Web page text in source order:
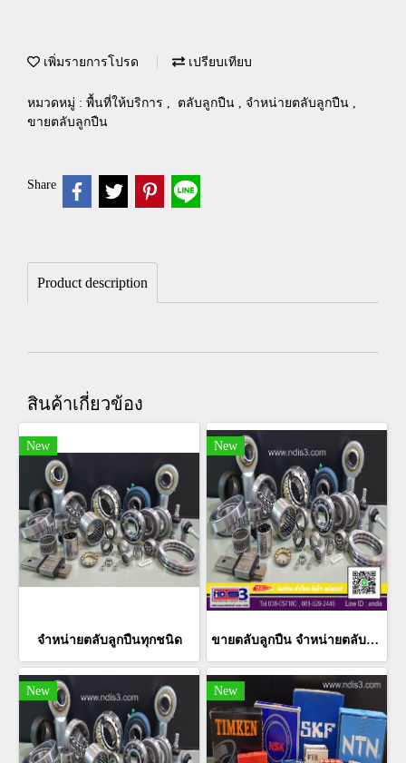
เพิ่มรายการโปรด เปรียบเทียบ
หมวดหมู่ : พื้นที่ให้บริการ ,
ตลับลูกปืน , จำหน่ายตลับลูกปืน ,
ขายตลับลูกปืน
Share
Product description
สินค้าเกี่ยวข้อง
New
จำหน่ายตลับลูกปืนทุกชนิด
New
ขายตลับลูกปืน จำหน่ายตลับลูกปืน ทุกพื้นที่ ทั่วไทย
New New